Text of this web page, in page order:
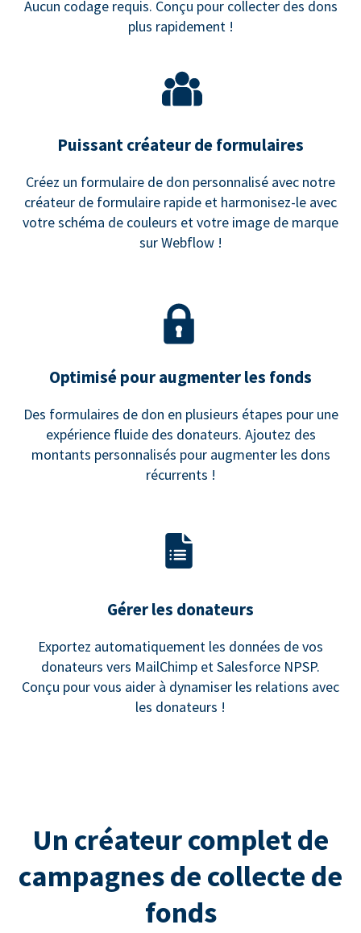
Aucun codage requis. Conçu pour collecter des dons
plus rapidement !
Puissant créateur de formulaires
Créez un formulaire de don personnalisé avec notre
créateur de formulaire rapide et harmonisez-le avec
votre schéma de couleurs et votre image de marque
sur Webflow !
Optimisé pour augmenter les fonds
Des formulaires de don en plusieurs étapes pour une
expérience fluide des donateurs. Ajoutez des
montants personnalisés pour augmenter les dons
récurrents !
Gérer les donateurs
Exportez automatiquement les données de vos
donateurs vers MailChimp et Salesforce NPSP.
Conçu pour vous aider à dynamiser les relations avec
les donateurs !
Un créateur complet de
campagnes de collecte de
fonds